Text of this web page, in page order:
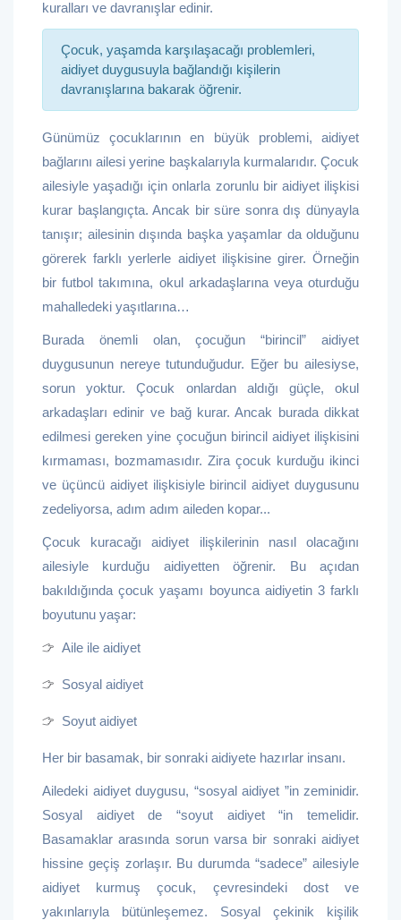
kuralları ve davranışlar edinir.
Çocuk, yaşamda karşılaşacağı problemleri,
aidiyet duygusuyla bağlandığı kişilerin
davranışlarına bakarak öğrenir.
Günümüz çocuklarının en büyük problemi, aidiyet
bağlarını ailesi yerine başkalarıyla kurmalarıdır. Çocuk
ailesiyle yaşadığı için onlarla zorunlu bir aidiyet ilişkisi
kurar başlangıçta. Ancak bir süre sonra dış dünyayla
tanışır; ailesinin dışında başka yaşamlar da olduğunu
görerek farklı yerlerle aidiyet ilişkisine girer. Örneğin
bir futbol takımına, okul arkadaşlarına veya oturduğu
mahalledeki yaşıtlarına…
Burada önemli olan, çocuğun “birincil” aidiyet
duygusunun nereye tutunduğudur. Eğer bu ailesiyse,
sorun yoktur. Çocuk onlardan aldığı güçle, okul
arkadaşları edinir ve bağ kurar. Ancak burada dikkat
edilmesi gereken yine çocuğun birincil aidiyet ilişkisini
kırmaması, bozmamasıdır. Zira çocuk kurduğu ikinci
ve üçüncü aidiyet ilişkisiyle birincil aidiyet duygusunu
zedeliyorsa, adım adım aileden kopar...
Çocuk kuracağı aidiyet ilişkilerinin nasıl olacağını
ailesiyle kurduğu aidiyetten öğrenir. Bu açıdan
bakıldığında çocuk yaşamı boyunca aidiyetin 3 farklı
boyutunu yaşar:
Aile ile aidiyet
Sosyal aidiyet
Soyut aidiyet
Her bir basamak, bir sonraki aidiyete hazırlar insanı.
Ailedeki aidiyet duygusu, “sosyal aidiyet ”in zeminidir.
Sosyal aidiyet de “soyut aidiyet “in temelidir.
Basamaklar arasında sorun varsa bir sonraki aidiyet
hissine geçiş zorlaşır. Bu durumda “sadece” ailesiyle
aidiyet kurmuş çocuk, çevresindeki dost ve
yakınlarıyla bütünleşemez. Sosyal çekinik kişilik